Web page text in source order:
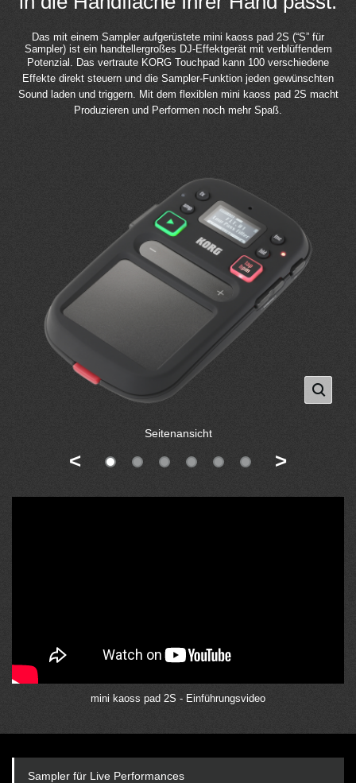
Das mit einem Sampler aufgerüstete mini kaoss pad 2S (“S” für
Sampler) ist ein handtellergroßes DJ-Effektgerät mit verblüffendem
Potenzial. Das vertraute KORG Touchpad kann 100 verschiedene
Effekte direkt steuern und die Sampler-Funktion jeden gewünschten
Sound laden und triggern. Mit dem flexiblen mini kaoss pad 2S macht
Produzieren und Performen noch mehr Spaß.
Seitenansicht
< >
mini kaoss pad 2S - Einführungsvideo
Sampler für Live Performances